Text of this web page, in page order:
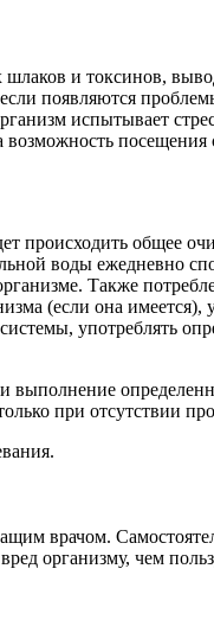
и токсинов,
появляются
испытывает
посещения
происходить общее
воды ежедневно
Также
(если она
употреблять
выполнение
при отсутствии
врачом.
организму, чем